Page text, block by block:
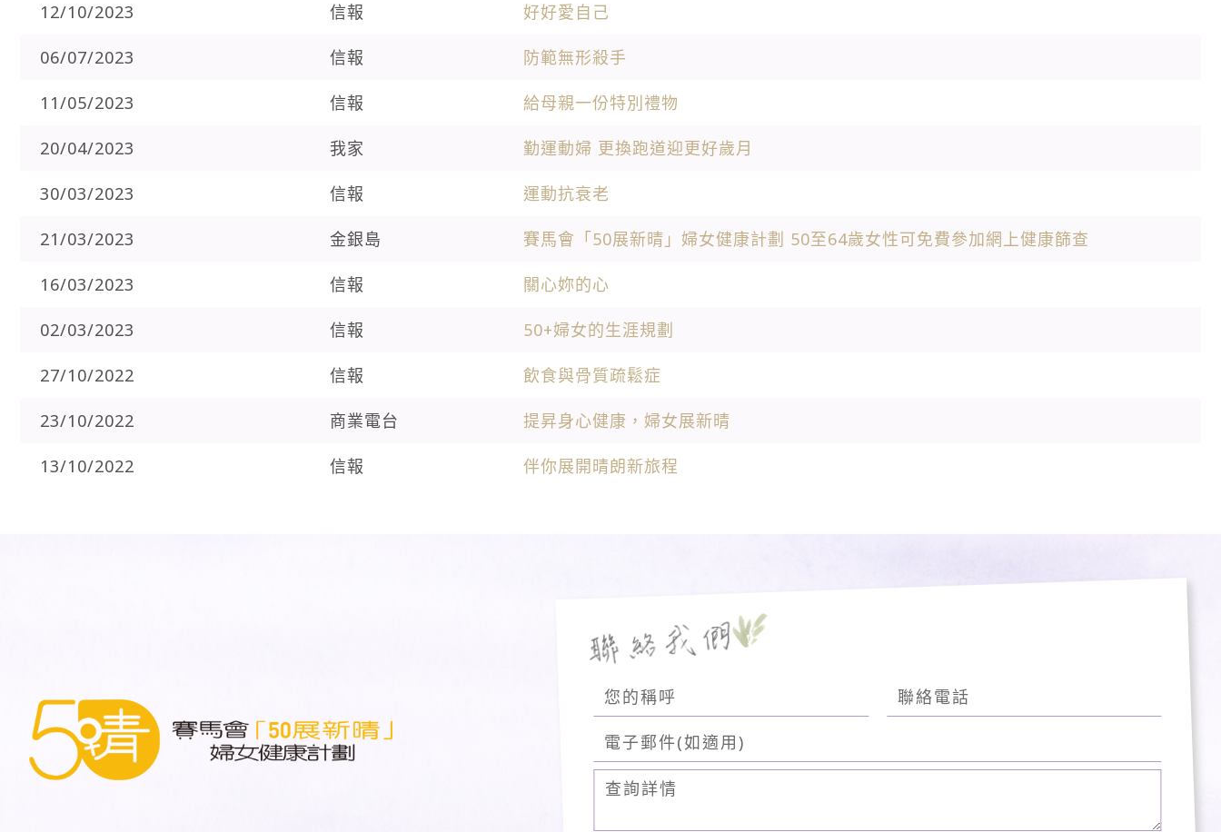
12/10/2023 信報 好好愛自己
06/07/2023 信報 防範無形殺手
11/05/2023 信報 給母親一份特別禮物
20/04/2023 我家 勤運動婦 更換跑道迎更好歲月
30/03/2023 信報 運動抗衰老
21/03/2023 金銀島 賽馬會「50展新晴」婦女健康計劃 50至64歲女性可免費參加網上健康篩查
16/03/2023 信報 關心妳的心
02/03/2023 信報 50+婦女的生涯規劃
27/10/2022 信報 飲食與骨質疏鬆症
23/10/2022 商業電台 提昇身心健康，婦女展新晴
13/10/2022 信報 伴你展開晴朗新旅程